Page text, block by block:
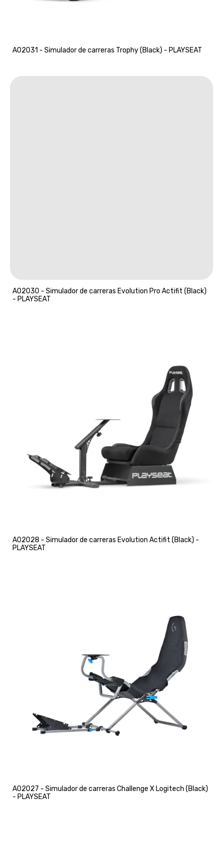
A02031 - Simulador de carreras Trophy (Black) - PLAYSEAT
A02030 - Simulador de carreras Evolution Pro Actifit (Black)
- PLAYSEAT
A02028 - Simulador de carreras Evolution Actifit (Black) -
PLAYSEAT
A02027 - Simulador de carreras Challenge X Logitech (Black)
- PLAYSEAT